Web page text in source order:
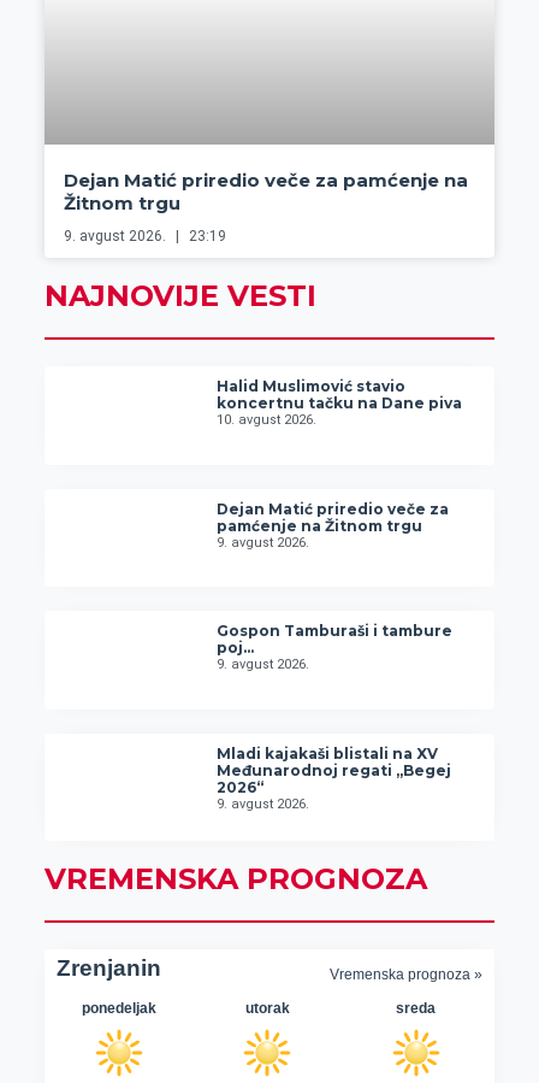
Dejan Matić priredio veče za pamćenje na
Žitnom trgu
9. avgust 2026. 23:19
NAJNOVIJE VESTI
Halid Muslimović stavio
koncertnu tačku na Dane piva
10. avgust 2026.
Dejan Matić priredio veče za
pamćenje na Žitnom trgu
9. avgust 2026.
Gospon Tamburaši i tambure
poj…
9. avgust 2026.
Mladi kajakaši blistali na XV
Međunarodnoj regati „Begej
2026“
9. avgust 2026.
VREMENSKA PROGNOZA